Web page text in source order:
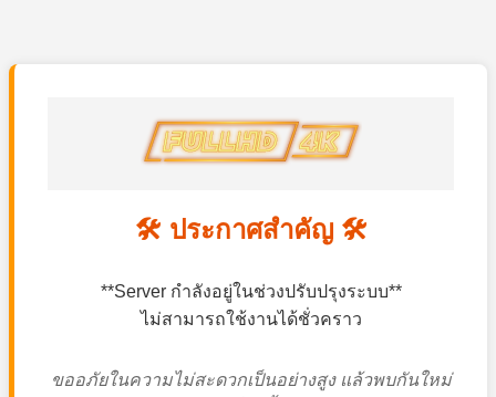
🛠️ ประกาศสำคัญ 🛠️
**Server กำลังอยู่ในช่วงปรับปรุงระบบ**
ไม่สามารถใช้งานได้ชั่วคราว
ขออภัยในความไม่สะดวกเป็นอย่างสูง แล้วพบกันใหม่